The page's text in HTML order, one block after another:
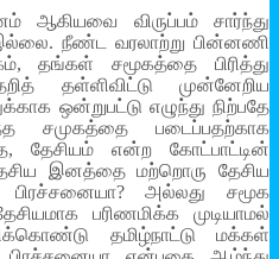
ஆகியவை விருப்பம் சார்ந்து
நீண்ட வரலாற்று பின்னணி
சமூகத்தை பிரித்து
தள்ளிவிட்டு முன்னேறிய
ஒன்றுபட்டு எழுந்து நிற்பதே
சமுகத்தை படைப்பதற்காக
தேசியம் என்ற கோட்பாட்டின்
இனத்தை மற்றொரு தேசிய
அல்லது சமூக
பரிணமிக்க முடியாமல்
தமிழ்நாட்டு மக்கள்